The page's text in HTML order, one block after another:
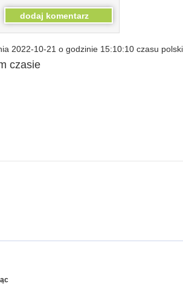
2022-10-21 o godzinie 15:10:10 czasu
czasie